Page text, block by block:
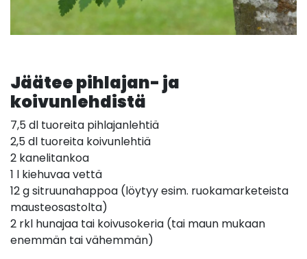
Jäätee pihlajan- ja
koivunlehdistä
7,5 dl tuoreita pihlajanlehtiä
2,5 dl tuoreita koivunlehtiä
2 kanelitankoa
1 l kiehuvaa vettä
12 g sitruunahappoa (löytyy esim. ruokamarketeista
mausteosastolta)
2 rkl hunajaa tai koivusokeria (tai maun mukaan
enemmän tai vähemmän)